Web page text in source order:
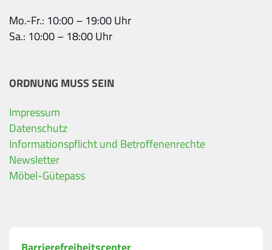
Mo.-Fr.: 10:00 – 19:00 Uhr
Sa.: 10:00 – 18:00 Uhr
ORDNUNG MUSS SEIN
Impressum
Datenschutz
Informationspflicht und Betroffenenrechte
Newsletter
Möbel-Gütepass